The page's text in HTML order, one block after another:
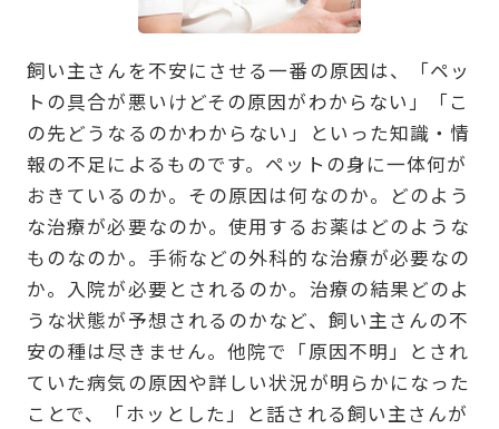
飼い主さんを不安にさせる一番の原因は、「ペッ
トの具合が悪いけどその原因がわからない」「こ
の先どうなるのかわからない」といった知識・情
報の不足によるものです。ペットの身に一体何が
おきているのか。その原因は何なのか。どのよう
な治療が必要なのか。使用するお薬はどのような
ものなのか。手術などの外科的な治療が必要なの
か。入院が必要とされるのか。治療の結果どのよ
うな状態が予想されるのかなど、飼い主さんの不
安の種は尽きません。他院で「原因不明」とされ
ていた病気の原因や詳しい状況が明らかになった
ことで、「ホッとした」と話される飼い主さんが